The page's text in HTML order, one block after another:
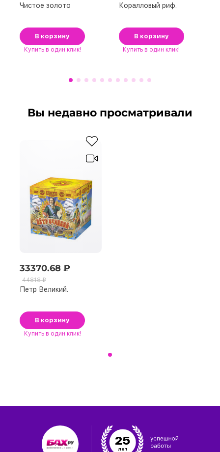
Чистое золото
В корзину
Купить в один клик!
Коралловый риф.
В корзину
Купить в один клик!
Вы недавно просматривали
33370.68 ₽
44818 ₽
Петр Великий.
В корзину
Купить в один клик!
25
лет